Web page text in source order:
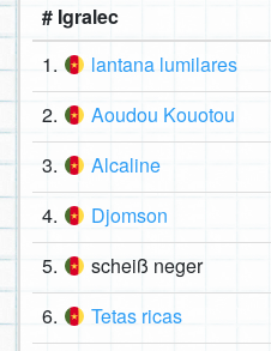
# Igralec
1.
lantana lumilares
2. Aoudou Kouotou
3. Alcaline
4. Djomson
5. scheiß neger
6. Tetas ricas